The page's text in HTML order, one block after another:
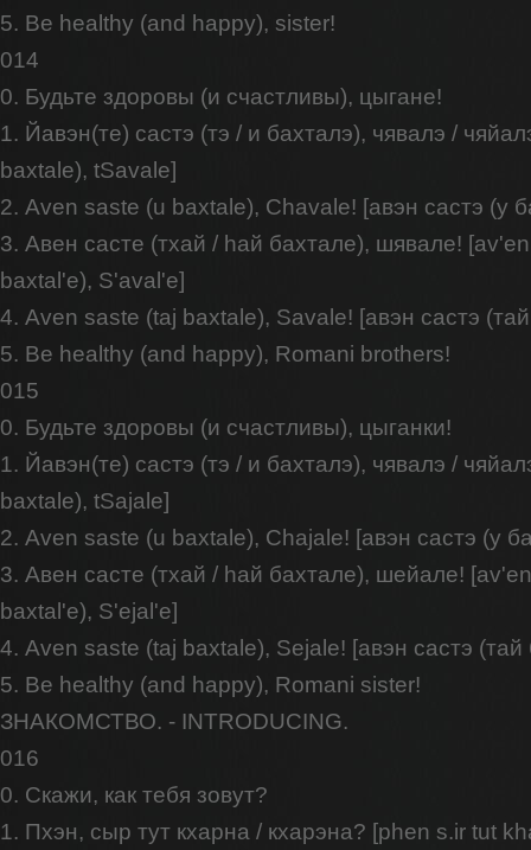
5. Be healthy (and happy), sister!
014
0. Будьте здоровы (и счастливы), цыгане!
1. Йавэн(те) састэ (тэ / и бахталэ), чявалэ /
baxtale), tSavale]
2. Aven saste (u baxtale), Chavale! [авэн састэ (у
3. Авен састе (тхай / hай бахтале), шявале!
baxtal'e), S'aval'e]
4. Aven saste (taj baxtale), Savale! [авэн састэ
5. Be healthy (and happy), Romani brothers!
015
0. Будьте здоровы (и счастливы), цыганки!
1. Йавэн(те) састэ (тэ / и бахталэ), чявалэ /
baxtale), tSajale]
2. Aven saste (u baxtale), Chajale! [авэн састэ (у
3. Авен састе (тхай / hай бахтале), шейале!
baxtal'e), S'ejal'e]
4. Aven saste (taj baxtale), Sejale! [авэн састэ
5. Be healthy (and happy), Romani sister!
ЗНАКОМСТВО. - INTRODUCING.
016
0. Скажи, как тебя зовут?
1. Пхэн, сыр тут кхарна / кхарэна? [phen s.ir tut